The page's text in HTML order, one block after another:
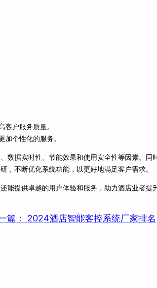
客户服务质量。
个性化的服务。
数据实时性、节能效果和使用安全性等因素。同
不断优化系统功能，以更好地满足客户需求。
能提供卓越的用户体验和服务，助力酒店业者提
篇： 2024酒店智能客控系统厂家排名